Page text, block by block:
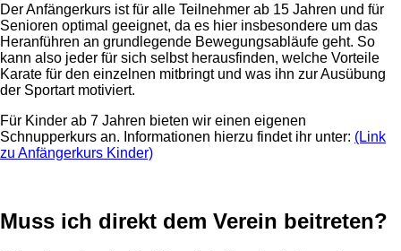
Der Anfängerkurs ist für alle Teilnehmer ab 15 Jahren und für
Senioren optimal geeignet, da es hier insbesondere um das
Heranführen an grundlegende Bewegungsabläufe geht. So
kann also jeder für sich selbst herausfinden, welche Vorteile
Karate für den einzelnen mitbringt und was ihn zur Ausübung
der Sportart motiviert.
Für Kinder ab 7 Jahren bieten wir einen eigenen
Schnupperkurs an. Informationen hierzu findet ihr unter: (Link
zu Anfängerkurs Kinder)
Muss ich direkt dem Verein beitreten?